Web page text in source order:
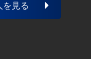
を見る